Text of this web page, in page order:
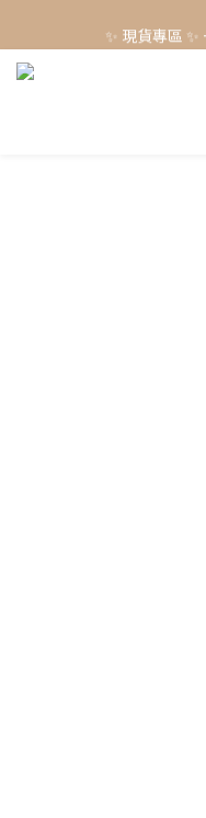
✨ 現貨專區
✨ 現貨專區
✨ 現貨專區